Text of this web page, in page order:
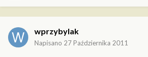
wprzybylak
Napisano 27 Października 2011